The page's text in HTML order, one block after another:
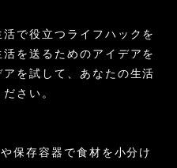
で役立つライフハックを
を送るためのアイデアを
を試して、あなたの生活
さい。
保存容器で食材を小分け